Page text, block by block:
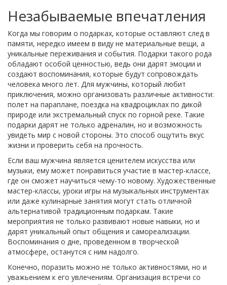
Незабываемые впечатления
Когда мы говорим о подарках, которые оставляют след в
памяти, нередко имеем в виду не материальные вещи, а
уникальные переживания и события. Подарки такого рода
обладают особой ценностью, ведь они дарят эмоции и
создают воспоминания, которые будут сопровождать
человека много лет. Для мужчины, который любит
приключения, можно организовать различные активности:
полет на параплане, поездка на квадроциклах по дикой
природе или экстремальный спуск по горной реке. Такие
подарки дарят не только адреналин, но и возможность
увидеть мир с новой стороны. Это способ ощутить вкус
жизни и проверить себя на прочность.
Если ваш мужчина является ценителем искусства или
музыки, ему может понравиться участие в мастер-классе,
где он сможет научиться чему-то новому. Художественные
мастер-классы, уроки игры на музыкальных инструментах
или даже кулинарные занятия могут стать отличной
альтернативой традиционным подаркам. Такие
мероприятия не только развивают новые навыки, но и
дарят уникальный опыт общения и самореализации.
Воспоминания о дне, проведенном в творческой
атмосфере, останутся с ним надолго.
Конечно, поразить можно не только активностями, но и
уважьением к его увлечениям. Организация встречи со